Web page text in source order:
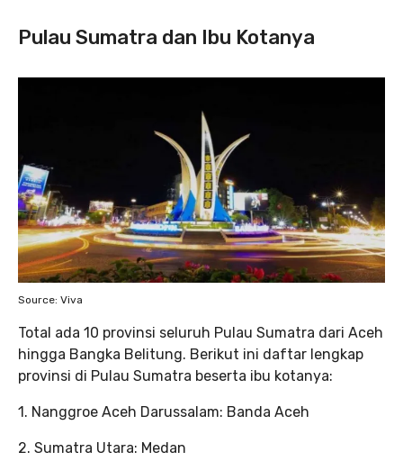
Pulau Sumatra dan Ibu Kotanya
Source: Viva
Total ada 10 provinsi seluruh Pulau Sumatra dari Aceh
hingga Bangka Belitung. Berikut ini daftar lengkap
provinsi di Pulau Sumatra beserta ibu kotanya:
1. Nanggroe Aceh Darussalam: Banda Aceh
2. Sumatra Utara: Medan